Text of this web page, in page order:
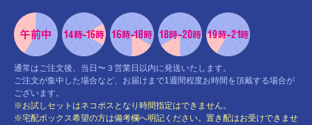
通常はご注文後、当日〜３営業日以内に発送いたします。
ご注文が集中した場合など、お届けまで1週間程度お時間を頂戴する場合が
ございます。
※お試しセットはネコポスとなり時間指定はできません。
※宅配ボックス希望の方は備考欄へ明記ください。置き配はお受けできませ